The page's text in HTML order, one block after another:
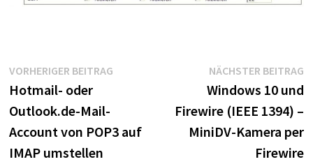
Beitragsnavigation
VORHERIGER BEITRAGVorheriger
Hotmail- oder
Outlook.de-Mail-
Account von POP3 auf
IMAP umstellen
NÄCHSTER BEITRAG
Windows 10 und
Firewire (IEEE 1394) –
MiniDV-Kamera per
Firewire